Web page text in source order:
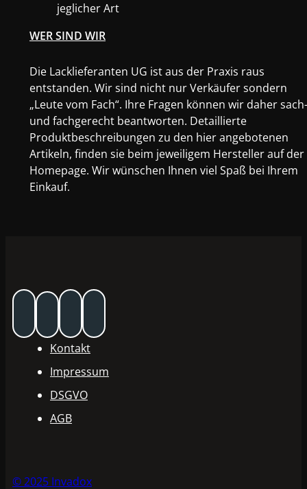
jeglicher Art
WER SIND WIR
Die Lacklieferanten UG ist aus der Praxis raus
entstanden. Wir sind nicht nur Verkäufer sondern
„Leute vom Fach“. Ihre Fragen können wir daher sach-
und fachgerecht beantworten. Detaillierte
Produktbeschreibungen zu den hier angebotenen
Artikeln, finden sie beim jeweiligem Hersteller auf der
Homepage. Wir wünschen Ihnen viel Spaß bei Ihrem
Einkauf.
Kontakt
Impressum
DSGVO
AGB
© 2025 Invadox